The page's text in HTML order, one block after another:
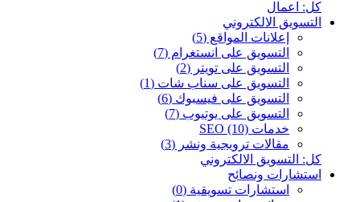
كل: اعمال
التسويق الالكتروني
إعلانات المواقع (5)
التسويق على انستغرام (7)
التسويق على تويتر (2)
التسويق على سناب شات (1)
التسويق على فيسبوك (6)
التسويق على يوتيوب (7)
خدمات SEO (10)
مقالات ترويجية ونشر (3)
كل: التسويق الالكتروني
استشارات ونصائح
استشارات تسويقية (0)